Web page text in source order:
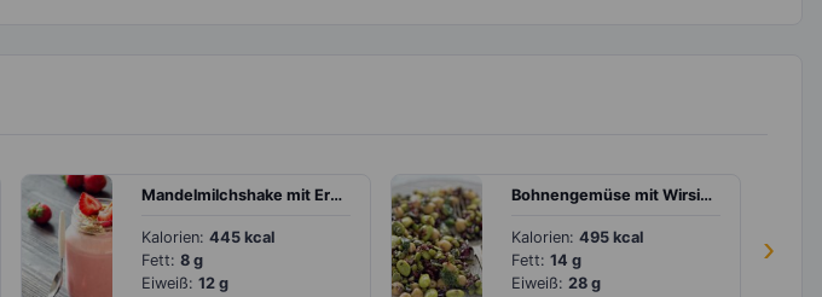
›
Mandelmilchshake mit Erdbeeren, Banane, Mandeln und Haferflocken
Kalorien: 445 kcal
Fett: 8 g
Eiweiß: 12 g
Bohnengemüse mit Wirsing und Currycreme
Kalorien: 495 kcal
Fett: 14 g
Eiweiß: 28 g